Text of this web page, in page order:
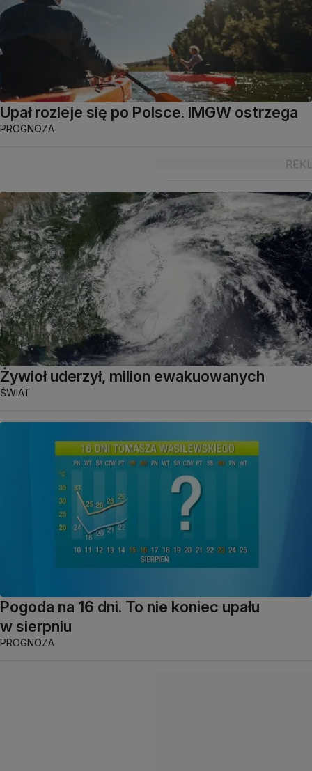
Upał rozleje się po Polsce. IMGW ostrzega
PROGNOZA
Żywioł uderzył, milion ewakuowanych
ŚWIAT
Pogoda na 16 dni. To nie koniec upału
w sierpniu
PROGNOZA